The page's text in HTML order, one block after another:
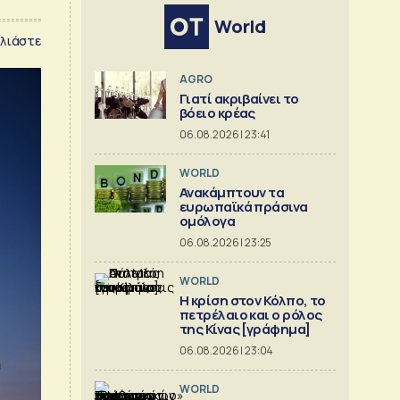
World
AGRO
Γιατί ακριβαίνει το
βόειο κρέας
06.08.2026 | 23:41
WORLD
Ανακάμπτουν τα
ευρωπαϊκά πράσινα
ομόλογα
06.08.2026 | 23:25
WORLD
Η κρίση στoν Κόλπο, το
πετρέλαιο και ο ρόλος
της Κίνας [γράφημα]
06.08.2026 | 23:04
WORLD